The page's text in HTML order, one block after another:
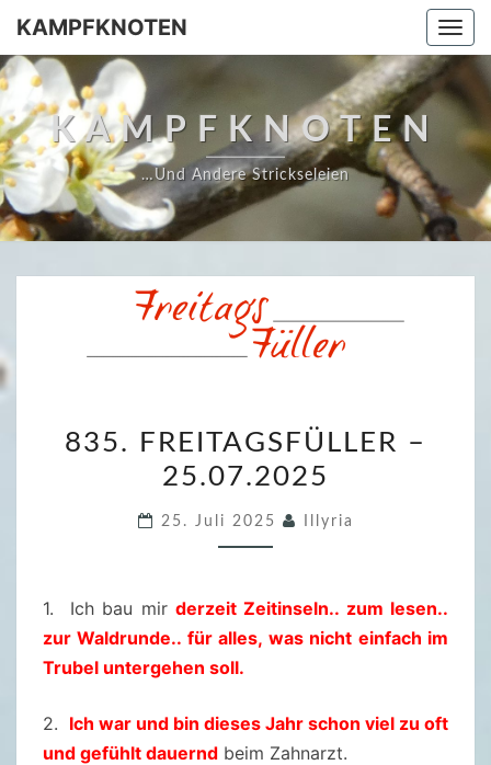
Skip
content
KAMPFKNOTEN
KAMPFKNOTEN
…und Andere Strickseleien
3
5
E
G
S
835. FREITAGSFÜLLER –
25.07.2025
25. Juli 2025 Illyria
1. Ich bau mir derzeit Zeitinseln.. zum lesen..
zur Waldrunde.. für alles, was nicht einfach im
Trubel untergehen soll.
2. Ich war und bin dieses Jahr schon viel zu oft
und gefühlt dauernd beim Zahnarzt.